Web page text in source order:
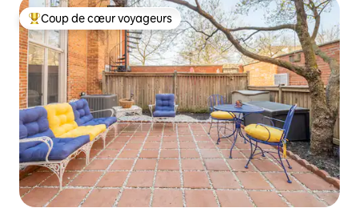
Coups de cœur voyageurs les plus appréciés
Coup de cœur voyageurs